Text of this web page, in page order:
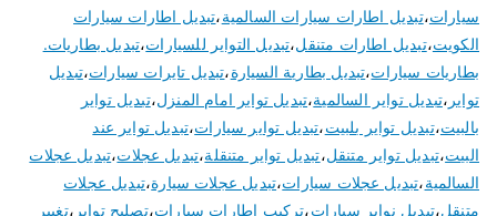
سيارات،تبديل اطارات سيارات السالمية،تبديل اطارات سيارات
الكويت،تبديل اطارات متنقل،تبديل التواير للسيارات،تبديل بطاريات.
بطاريات سيارات،تبديل بطارية السيارة،تبديل تايرات سيارات،تبديل
تواير ،تبديل تواير السالمية،تبديل تواير امام المنزل،تبديل تواير
بالبيت،تبديل تواير بلبيت،تبديل تواير سيارات،تبديل تواير عند
البيت،تبديل تواير متنقل،تبديل تواير متنقلة،تبديل عجلات،تبديل عجلات
السالمية،تبديل عجلات سيارات،تبديل عجلات سيارة،تبديل عجلات
متنقل،تبديل نوابر سيارات،تركيب اطارات سيارات،تصليح تواير ،تغيير